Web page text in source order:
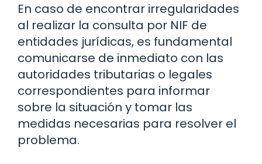
En caso de encontrar irregularidades
al realizar la consulta por NIF de
entidades jurídicas, es fundamental
comunicarse de inmediato con las
autoridades tributarias o legales
correspondientes para informar
sobre la situación y tomar las
medidas necesarias para resolver el
problema.